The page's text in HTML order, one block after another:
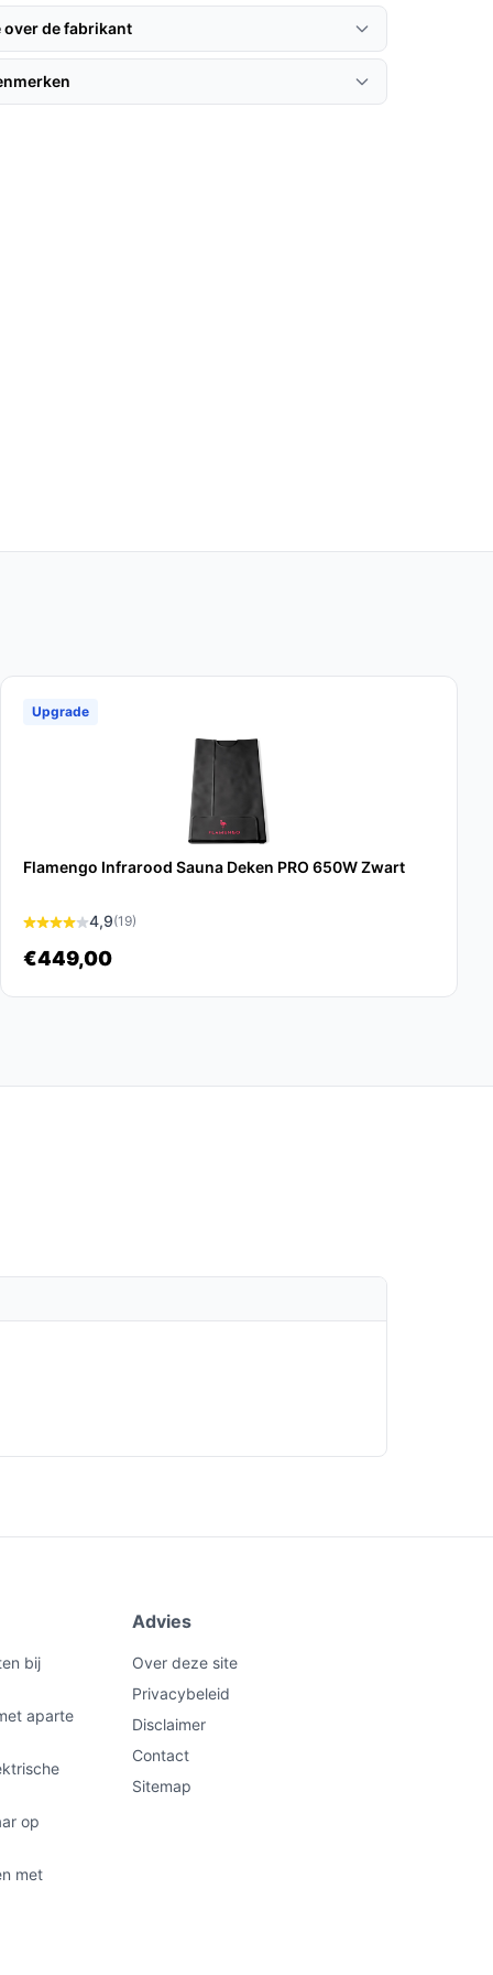
over de fabrikant
Upgrade
Flamengo Infrarood Sauna Deken PRO 650W Zwart
4,9(19)
€449,00
bij
aparte
op
met
Advies
Over deze site
Privacybeleid
Disclaimer
Contact
Sitemap